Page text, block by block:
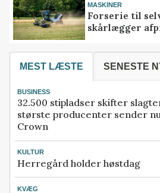
MASKINER
Forserie til
skårlægger
MEST LÆSTE SENESTE
BUSINESS
32.500 stipladser skifter
største producenter sender
Crown
KULTUR
Herregård holder høstdag
KVÆG